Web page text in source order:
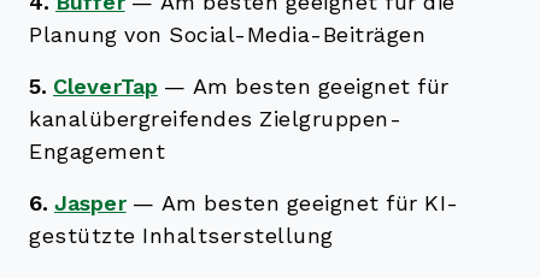
Planung von Social-Media-Beiträgen
5. CleverTap — Am besten geeignet für
kanalübergreifendes Zielgruppen-
Engagement
6. Jasper — Am besten geeignet für KI-
gestützte Inhaltserstellung